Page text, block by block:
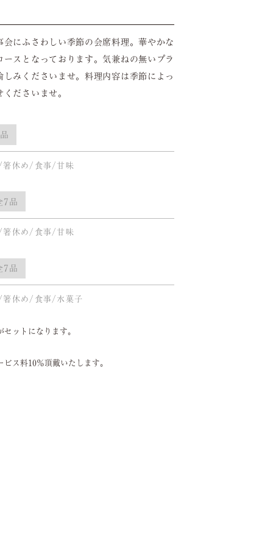
にふさわしい季節の会席料理。華やかな
スとなっております。気兼ねの無いプラ
みくださいませ。料理内容は季節によっ
ださいませ。
休め/食事/甘味
7品
休め/食事/甘味
7品
休め/食事/水菓子
ットになります。
ス料10％頂戴いたします。